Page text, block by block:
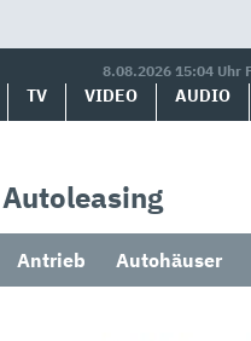
8.08.2026 15:04 Uhr
TV VIDEO AUDIO
Antrieb Autohäuser